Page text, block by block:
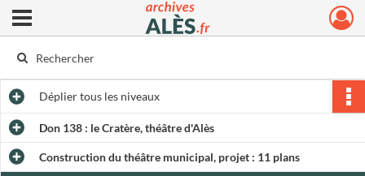
Archives municipales d'Alès
Ouvrir le menu déroulant
Dépliertous les niveaux
Don 138 : le Cratère, théâtre d'Alès
Construction du théâtre municipal, projet : 11 plans